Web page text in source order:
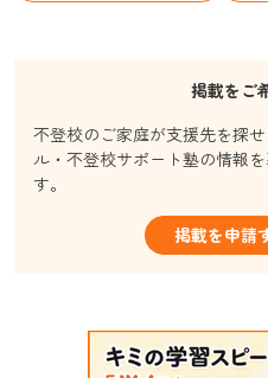
掲載をご
不登校のご家庭が支援先を探
ル・不登校サポート塾の情報
す。
掲載を申請